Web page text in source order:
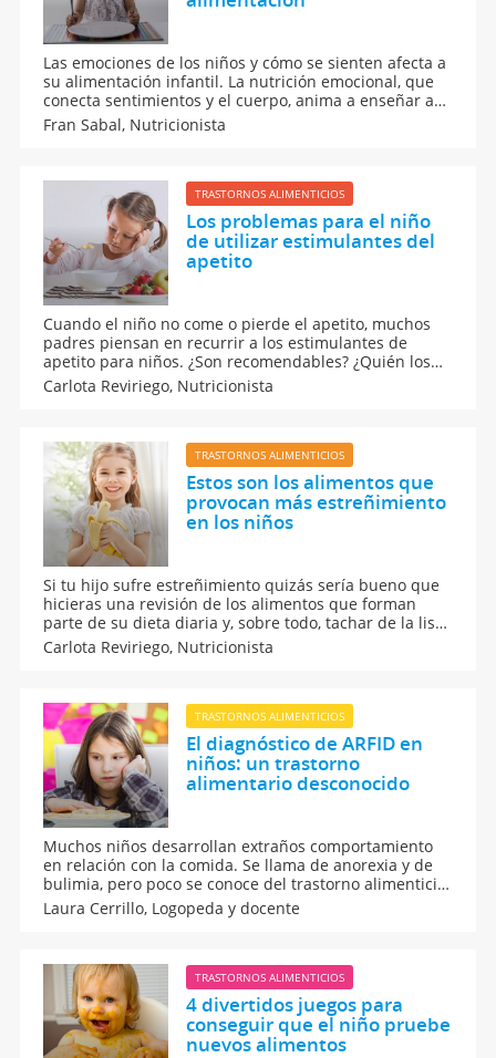
Las emociones de los niños y cómo se sienten afecta a
su alimentación infantil. La nutrición emocional, que
conecta sentimientos y el cuerpo, anima a enseñar a
nuestros hijos a gestionar las emociones, pues de esta
forma no las silenciarán con comida, lo que puede
Fran Sabal, Nutricionista
TRASTORNOS ALIMENTICIOS
Los problemas para el niño
de utilizar estimulantes del
apetito
Cuando el niño no come o pierde el apetito, muchos
padres piensan en recurrir a los estimulantes de
apetito para niños. ¿Son recomendables? ¿Quién los
debe prescribir? ¿Qué efecto pueden tener en
nuestros hijos? ¿Son realmente la solución a este
Carlota Reviriego, Nutricionista
TRASTORNOS ALIMENTICIOS
Estos son los alimentos que
provocan más estreñimiento
en los niños
Si tu hijo sufre estreñimiento quizás sería bueno que
hicieras una revisión de los alimentos que forman
parte de su dieta diaria y, sobre todo, tachar de la lista
los que a continuación te enumeramos. Estos son los
alimentos que provocan más estreñimiento en los
Carlota Reviriego, Nutricionista
TRASTORNOS ALIMENTICIOS
El diagnóstico de ARFID en
niños: un trastorno
alimentario desconocido
Muchos niños desarrollan extraños comportamiento
en relación con la comida. Se llama de anorexia y de
bulimia, pero poco se conoce del trastorno alimenticio
llamado ARFID, una situación que afecta a niños
pequeño y se prolonga hasta la adolescencia. ¡Veamos
Laura Cerrillo, Logopeda y docente
TRASTORNOS ALIMENTICIOS
4 divertidos juegos para
conseguir que el niño pruebe
nuevos alimentos